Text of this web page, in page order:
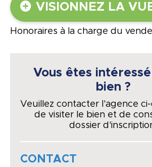
VISIONNEZ LA
Honoraires à la charge du
Vous êtes
bien ?
Veuillez contacter l'agence
de visiter le bien et de
dossier
CONTACT